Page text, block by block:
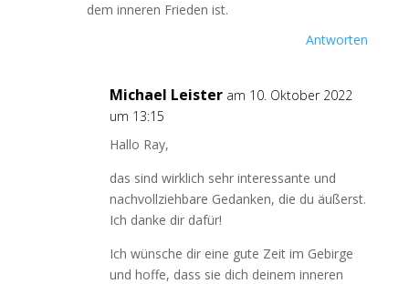
dem inneren Frieden ist.
Antworten
Michael Leister am 10. Oktober 2022
um 13:15
Hallo Ray,
das sind wirklich sehr interessante und
nachvollziehbare Gedanken, die du äußerst.
Ich danke dir dafür!
Ich wünsche dir eine gute Zeit im Gebirge
und hoffe, dass sie dich deinem inneren